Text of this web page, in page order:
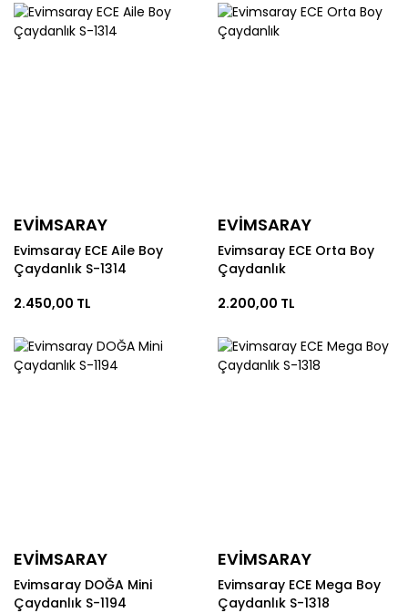
EVİMSARAY
Evimsaray ECE Aile Boy
Çaydanlık S-1314
2.450,00 TL
EVİMSARAY
Evimsaray ECE Orta Boy
Çaydanlık
2.200,00 TL
EVİMSARAY
Evimsaray DOĞA Mini
Çaydanlık S-1194
EVİMSARAY
Evimsaray ECE Mega Boy
Çaydanlık S-1318